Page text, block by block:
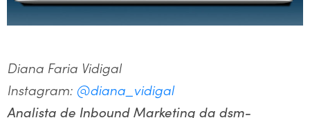
Diana Faria Vidigal
Instagram: @diana_vidigal
Analista de Inbound Marketing da dsm-